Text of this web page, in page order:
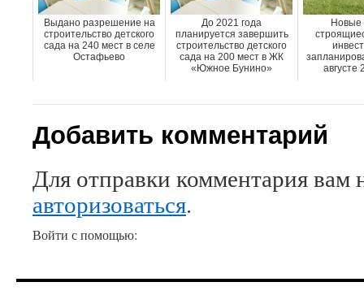
Выдано разрешение на
строительство детского
сада на 240 мест в селе
Остафьево
До 2021 года
планируется завершить
строительство детского
сада на 200 мест в ЖК
«Южное Бунино»
августе
Добавить комментарий
Для отправки комментария вам
авторизоваться.
Войти с помощью: